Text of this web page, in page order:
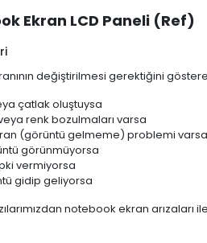
Ekran LCD Paneli (Ref)
değiştirilmesi gerektiğini
çatlak oluştuysa
renk bozulmaları varsa
(görüntü gelmeme) problemi varsa
görünmüyorsa
vermiyorsa
gidip geliyorsa
notebook ekran